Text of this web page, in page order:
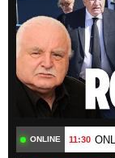
ONLINE 11:30